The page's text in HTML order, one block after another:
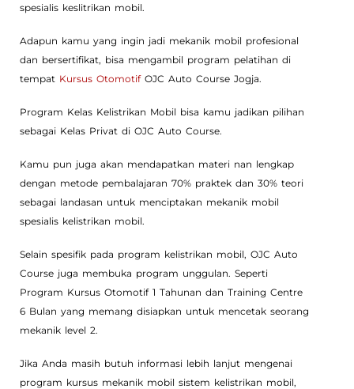
spesialis keslitrikan mobil.
Adapun kamu yang ingin jadi mekanik mobil profesional
dan bersertifikat, bisa mengambil program pelatihan di
tempat Kursus OtomotifOJC Auto Course Jogja.
Program Kelas Kelistrikan Mobil bisa kamu jadikan pilihan
sebagai Kelas Privat di OJC Auto Course.
Kamu pun juga akan mendapatkan materi nan lengkap
dengan metode pembalajaran 70% praktek dan 30% teori
sebagai landasan untuk menciptakan mekanik mobil
spesialis kelistrikan mobil.
Selain spesifik pada program kelistrikan mobil, OJC Auto
Course juga membuka program unggulan. Seperti
Program Kursus Otomotif 1 Tahunan dan Training Centre
6 Bulan yang memang disiapkan untuk mencetak seorang
mekanik level 2.
Jika Anda masih butuh informasi lebih lanjut mengenai
program kursus mekanik mobil sistem kelistrikan mobil,